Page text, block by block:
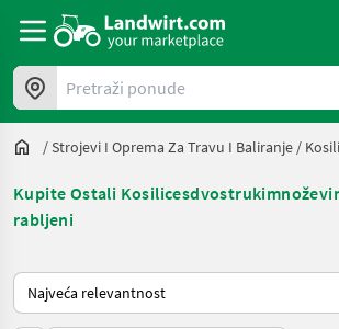
Pretraži ponude
/Strojevi I Oprema Za Travu I Baliranje /
Kupite Ostali
rabljeni
Tako se sortira na Landwirt.com